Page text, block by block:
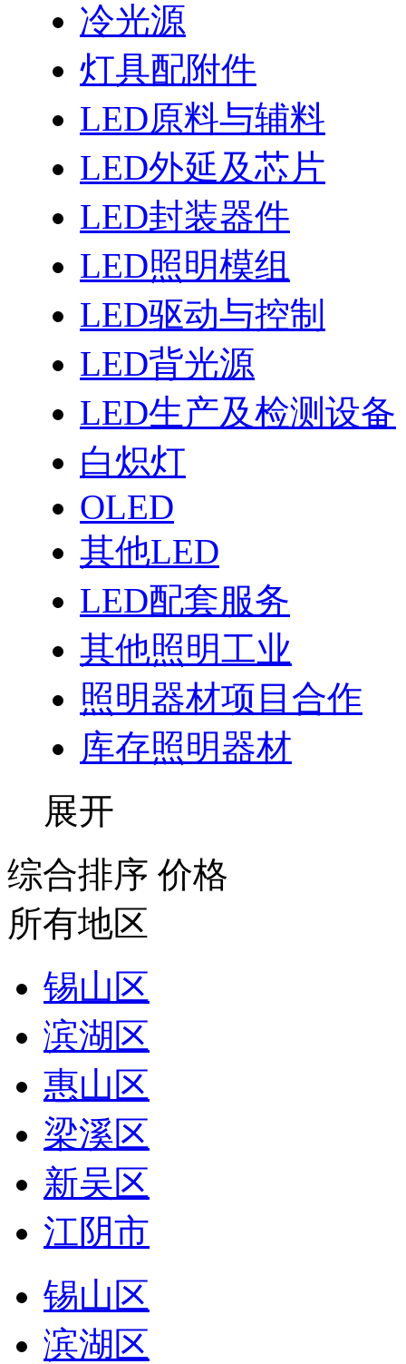
冷光源
灯具配附件
LED原料与辅料
LED外延及芯片
LED封装器件
LED照明模组
LED驱动与控制
LED背光源
LED生产及检测设备
白炽灯
OLED
其他LED
LED配套服务
其他照明工业
照明器材项目合作
库存照明器材
展开
综合排序 价格
所有地区
锡山区
滨湖区
惠山区
梁溪区
新吴区
江阴市
锡山区
滨湖区